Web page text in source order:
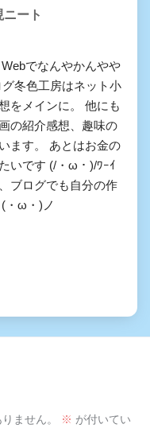
ート
でなんやかんやや
冬色工房はネット小
をメインに。 他にも
の紹介感想、趣味の
ます。 あとはお金の
いです (/・ω・)/ﾜｰｲ
ブログでも自分の作
・ω・)ノ
ません。 ※ が付いてい